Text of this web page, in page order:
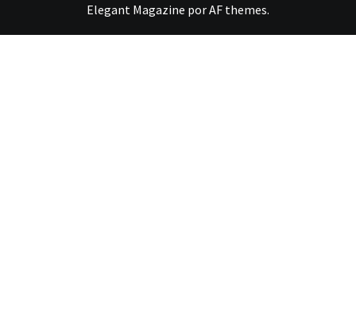
Elegant Magazine porAF themes.